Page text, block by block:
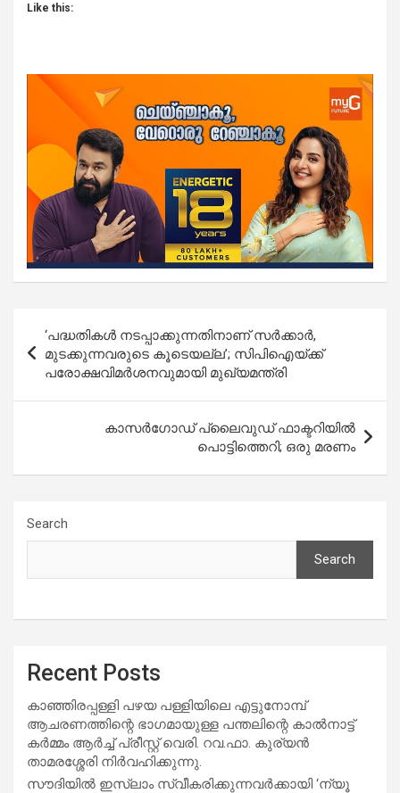
Like this:
navigation
‘പദ്ധതികൾ നടപ്പാക്കുന്നതിനാണ് സർക്കാർ,
മുടക്കുന്നവരുടെ കൂടെയല്ല’; സിപിഐയ്ക്ക്
പരോക്ഷവിമർശനവുമായി മുഖ്യമന്ത്രി
കാസർഗോഡ് പ്ലൈവുഡ് ഫാക്ടറിയിൽ
പൊട്ടിത്തെറി; ഒരു മരണം
Search
Search
Recent Posts
കാഞ്ഞിരപ്പള്ളി പഴയ പള്ളിയിലെ എട്ടുനോമ്പ്
ആചരണത്തിന്റെ ഭാഗമായുള്ള പന്തലിന്റെ കാൽനാട്ട്
കർമ്മം ആർച്ച് പ്രീസ്റ്റ് വെരി. റവ.ഫാ. കുര്യൻ
താമരശ്ശേരി നിർവഹിക്കുന്നു.
സൗദിയില്‍ ഇസ്‌ലാം സ്വീകരിക്കുന്നവര്‍ക്കായി ‘ന്യൂ